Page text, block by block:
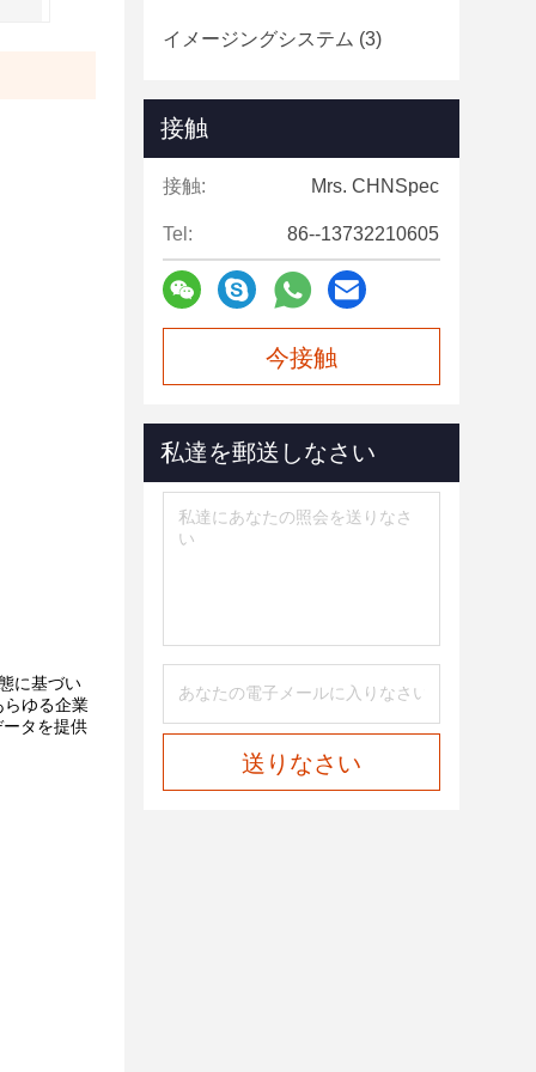
に基づい
らゆる企業
タを提供
イメージングシステム (3)
接触
接触: Mrs. CHNSpec
Tel: 86--13732210605
今接触
私達を郵送しなさい
送りなさい